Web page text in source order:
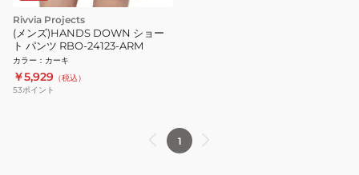
Rivvia Projects
(メンズ)HANDS DOWN ショー
ト パンツ RBO-24123-ARM
カラー ： カーキ
￥5,929 （税込）
53ポイント
1